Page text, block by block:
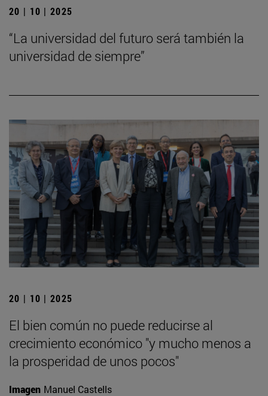
20 | 10 | 2025
“La universidad del futuro será también la
universidad de siempre”
20 | 10 | 2025
El bien común no puede reducirse al
crecimiento económico "y mucho menos a
la prosperidad de unos pocos"
Imagen Manuel Castells